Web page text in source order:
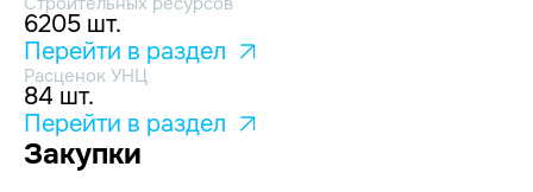
6205 шт.
Перейти в раздел
Расценок УНЦ
84 шт.
Перейти в раздел
Закупки